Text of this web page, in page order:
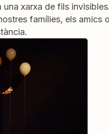
xarxa de fils
famílies, els